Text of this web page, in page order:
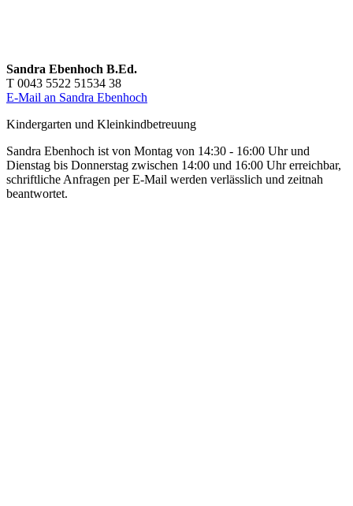
Sandra Ebenhoch B.Ed.
T 0043 5522 51534 38
E-Mail an Sandra Ebenhoch
Kindergarten und Kleinkindbetreuung
Sandra Ebenhoch ist von Montag von 14:30 - 16:00 Uhr und
Dienstag bis Donnerstag zwischen 14:00 und 16:00 Uhr erreichbar,
schriftliche Anfragen per E-Mail werden verlässlich und zeitnah
beantwortet.